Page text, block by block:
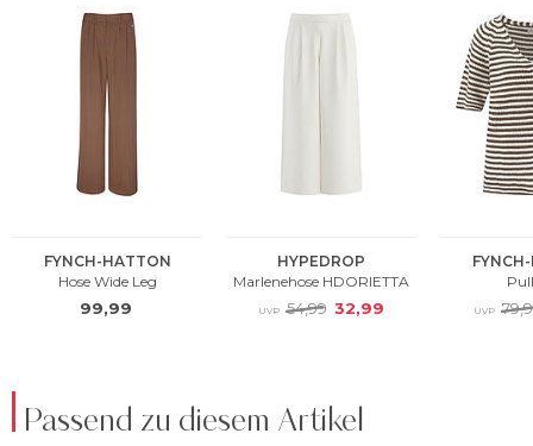
Passend zu diesem Artikel